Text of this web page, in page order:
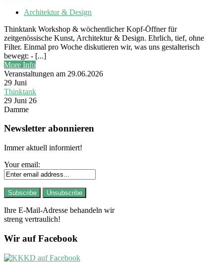
Architektur & Design
Thinktank Workshop & wöchentlicher Kopf-Öffner für
zeitgenössische Kunst, Architektur & Design. Ehrlich, tief, ohne
Filter. Einmal pro Woche diskutieren wir, was uns gestalterisch
bewegt: - [...]
More Info
Veranstaltungen am 29.06.2026
29 Juni
Thinktank
29 Juni 26
Damme
Newsletter abonnieren
Immer aktuell informiert!
Your email:
Ihre E-Mail-Adresse behandeln wir
streng vertraulich!
Wir auf Facebook